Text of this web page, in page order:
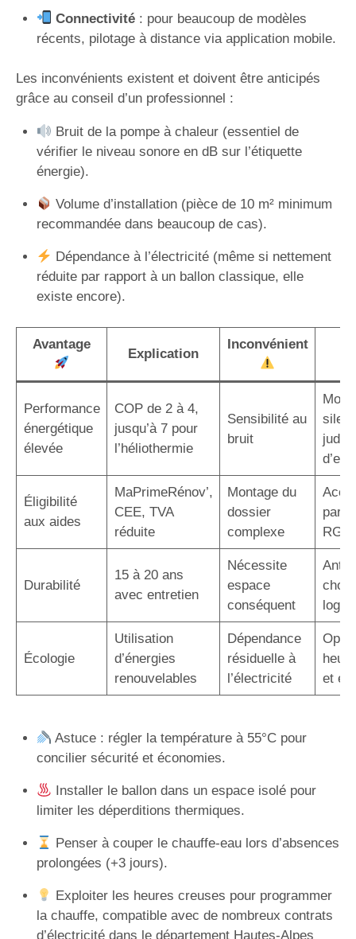
Connectivité: pour beaucoup de modèles
récents, pilotage à distance via application mobile.
Les inconvénients existent et doivent être anticipés
grâce au conseil d’un professionnel :
Bruit de la pompe à chaleur (essentiel de
vérifier le niveau sonore en dB sur l’étiquette
énergie).
Volume d’installation (pièce de 10 m² minimum
recommandée dans beaucoup de cas).
Dépendance à l’électricité (même si nettement
réduite par rapport à un ballon classique, elle
existe encore).
Avantage
Explication
Inconvénient
Performance
énergétique
élevée
COP de 2 à 4,
jusqu’à 7 pour
l’héliothermie
Sensibilité au
bruit
Éligibilité
aux aides
MaPrimeRénov’,
CEE, TVA
réduite
Montage du
dossier
complexe
par
RGE
Durabilité
15 à 20 ans
avec entretien
Nécessite
espace
conséquent
Écologie
Utilisation
d’énergies
renouvelables
Dépendance
résiduelle à
l’électricité
et
Astuce : régler la température à 55°C pour
concilier sécurité et économies.
Installer le ballon dans un espace isolé pour
limiter les déperditions thermiques.
Penser à couper le chauffe-eau lors d’absences
prolongées (+3 jours).
Exploiter les heures creuses pour programmer
la chauffe, compatible avec de nombreux contrats
d’électricité dans le département Hautes-Alpes